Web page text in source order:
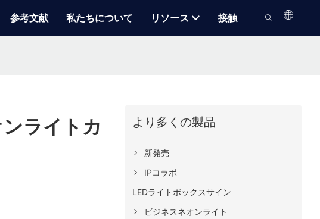
参考文献 私たちについて リソース 接触
ライトカ
より多くの製品
新発売
IPコラボ
LEDライトボックスサイン
ビジネスネオンライト